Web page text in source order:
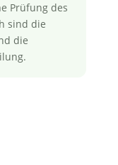
Prüfung des
sind die
die